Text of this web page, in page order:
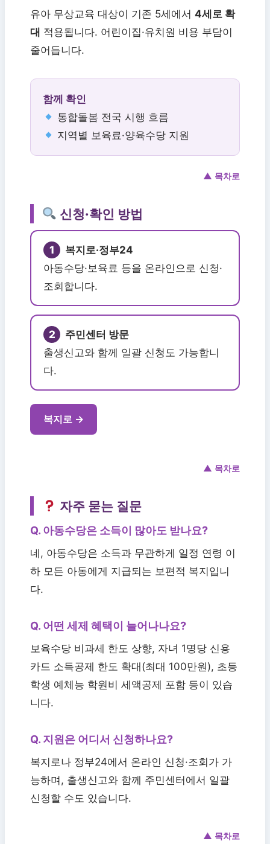
유아 무상교육 대상이 기존 5세에서 4세로 확
대 적용됩니다. 어린이집·유치원 비용 부담이
줄어듭니다.
함께 확인
통합돌봄 전국 시행 흐름
지역별 보육료·양육수당 지원
▲ 목차로
신청·확인 방법
1
복지로·정부24
아동수당·보육료 등을 온라인으로 신청·
조회합니다.
2
주민센터 방문
출생신고와 함께 일괄 신청도 가능합니
다.
복지로 →
▲ 목차로
자주 묻는 질문
Q. 아동수당은 소득이 많아도 받나요?
네, 아동수당은 소득과 무관하게 일정 연령 이
하 모든 아동에게 지급되는 보편적 복지입니
다.
Q. 어떤 세제 혜택이 늘어나나요?
보육수당 비과세 한도 상향, 자녀 1명당 신용
카드 소득공제 한도 확대(최대 100만원), 초등
학생 예체능 학원비 세액공제 포함 등이 있습
니다.
Q. 지원은 어디서 신청하나요?
복지로나 정부24에서 온라인 신청·조회가 가
능하며, 출생신고와 함께 주민센터에서 일괄
신청할 수도 있습니다.
▲ 목차로